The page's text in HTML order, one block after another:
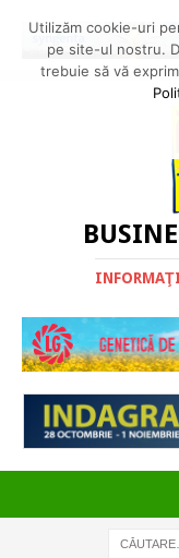
Utilizăm cookie-uri
pe site-ul nostru.
trebuie să vă